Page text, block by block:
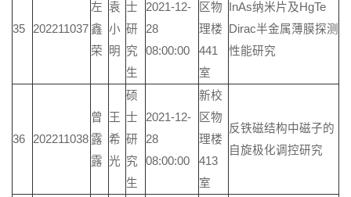
35 202211037
左
鑫
荣
袁
小
明
士
研
究
生
2021-12-
28
08:00:00
区物
理楼
441
室
InAs纳米片及HgTe
Dirac半金属薄膜探测
性能研究
36 202211038
曾
露
露
王
希
光
硕
士
研
究
生
2021-12-
28
08:00:00
新校
区物
理楼
413
室
反铁磁结构中磁子的
自旋极化调控研究